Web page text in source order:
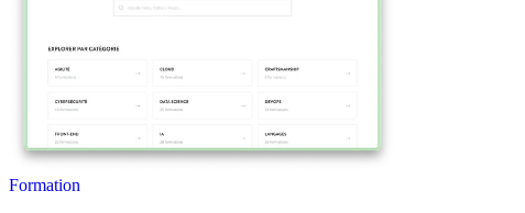
Formation